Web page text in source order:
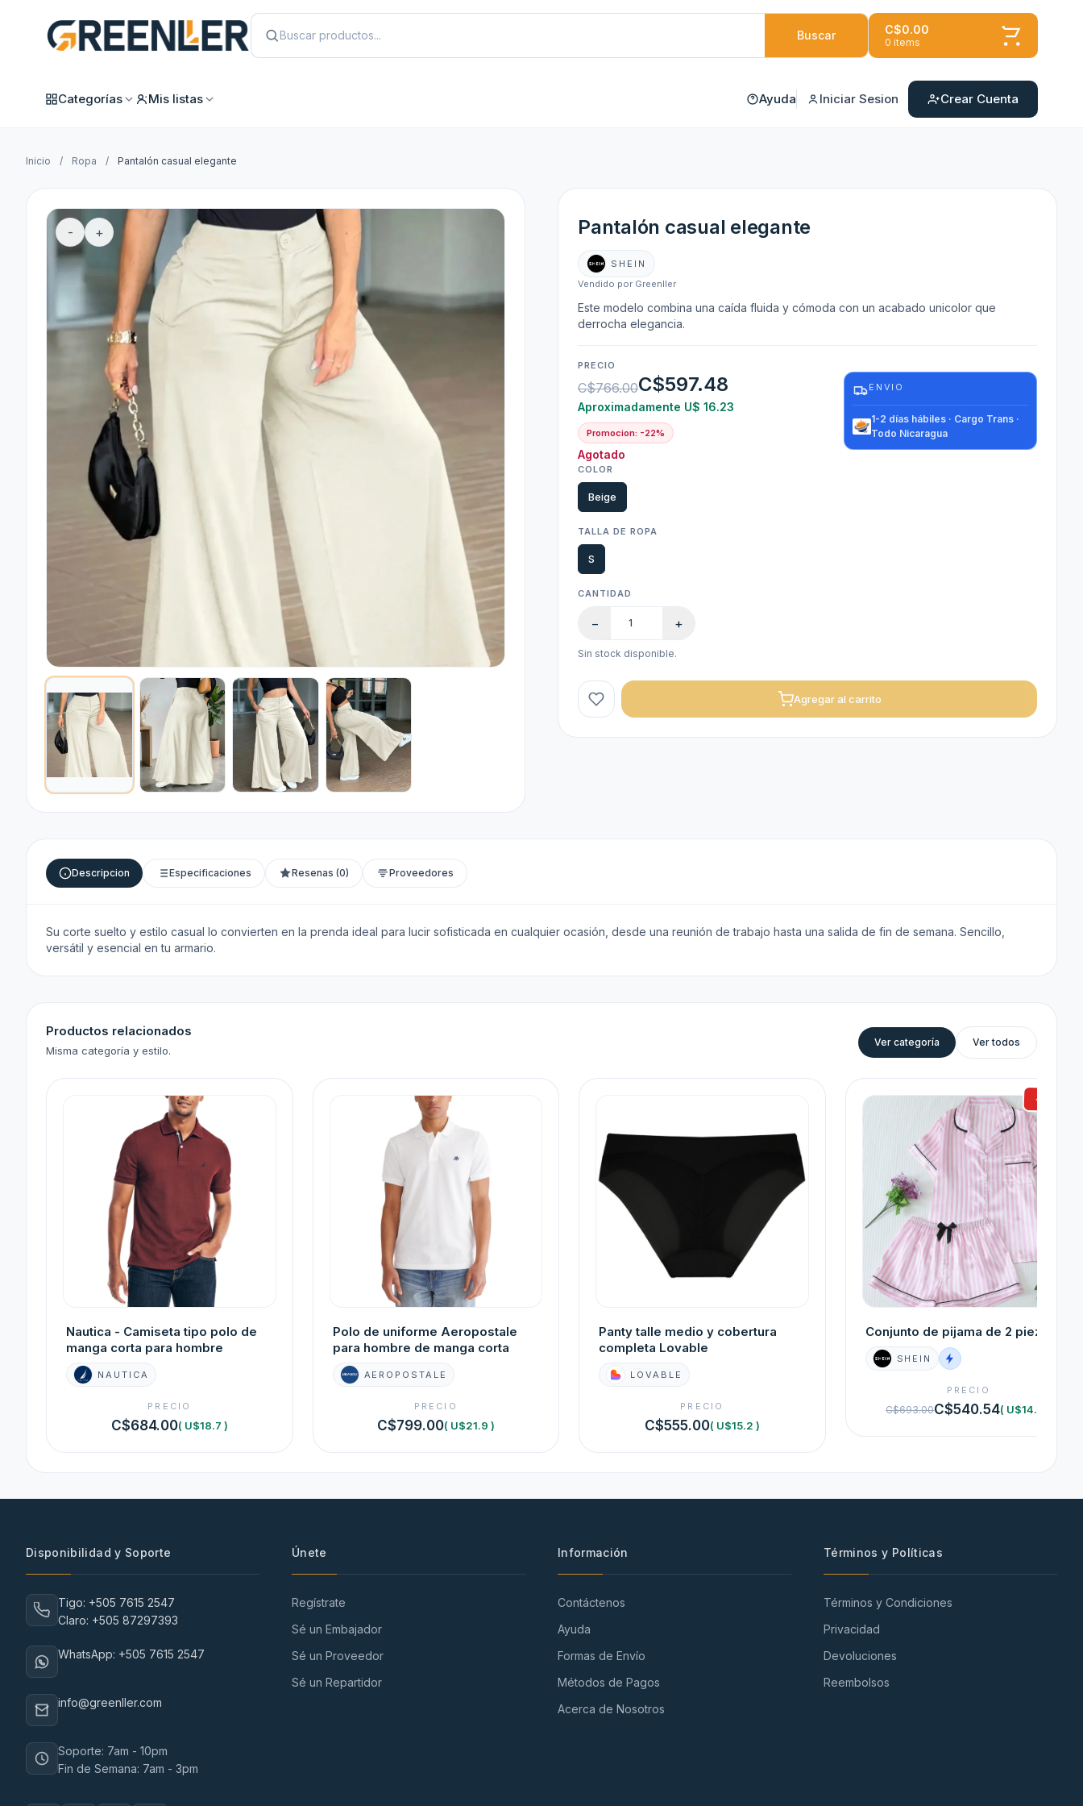
Buscar C$0.00
0 items
Categorías Mis listas Ayuda Iniciar Sesion Crear Cuenta
Inicio / Ropa / Pantalón casual elegante
- + Pantalón casual elegante
SHEIN
Vendido por Greenller
Este modelo combina una caída fluida y cómoda con un acabado unicolor que
derrocha elegancia.
PRECIO
C$766.00C$597.48
Aproximadamente U$ 16.23
Promocion: -22%
Agotado
ENVIO
1-2 días hábiles · Cargo Trans ·
Todo Nicaragua
COLOR
Beige
TALLA DE ROPA
S
CANTIDAD
− +
Sin stock disponible.
Agregar al carrito
Descripcion Especificaciones Resenas (0) Proveedores
Su corte suelto y estilo casual lo convierten en la prenda ideal para lucir sofisticada en cualquier ocasión, desde una reunión de trabajo hasta una salida de fin de semana. Sencillo,
versátil y esencial en tu armario.
Productos relacionados
Misma categoría y estilo.
Ver categoría Ver todos
Nautica - Camiseta tipo polo de
manga corta para hombre
NAUTICA
PRECIO
C$684.00( U$18.7 )
Polo de uniforme Aeropostale
para hombre de manga corta
AEROPOSTALE
PRECIO
C$799.00( U$21.9 )
Panty talle medio y cobertura
completa Lovable
LOVABLE
PRECIO
C$555.00( U$15.2 )
Conjunto de pijama de 2 piezas
SHEIN
PRECIO
C$693.00C$540.54( U$14.8 )
Disponibilidad y Soporte
Tigo: +505 7615 2547
Claro: +505 87297393
WhatsApp: +505 7615 2547
info@greenller.com
Soporte: 7am - 10pm
Fin de Semana: 7am - 3pm
Únete
Regístrate
Sé un Embajador
Sé un Proveedor
Sé un Repartidor
Información
Contáctenos
Ayuda
Formas de Envío
Métodos de Pagos
Acerca de Nosotros
Términos y Políticas
Términos y Condiciones
Privacidad
Devoluciones
Reembolsos